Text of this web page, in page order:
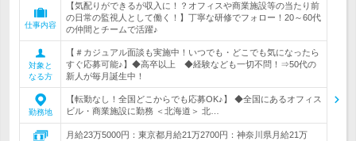
仕事内容
【気配りができるが収入に！？オフィスや商業施設等の当たり前
の日常の監視人として働く！】丁寧な研修でフォロー！20～60代
の仲間とチームで活躍♪
対象と
なる方
【＃カジュアル面談も実施中！いつでも・どこでも気になったら
すぐ応募可能♪】◆高卒以上 ◆経験なども一切不問！⇒50代の
新人が毎月誕生中！
勤務地
【転勤なし！全国どこからでも応募OK♪】 ◆全国にあるオフィス
ビル・商業施設に勤務 ＜北海道＞ 北…
月給23万5000円：東京都月給21万2700円：神奈川県月給21万